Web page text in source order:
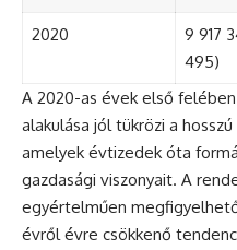
2020
9 917
495)
A 2020-as évek első
alakulása jól tükrözi a
amelyek évtizedek óta
gazdasági viszonyait. A
egyértelműen
évről évre csökkenő